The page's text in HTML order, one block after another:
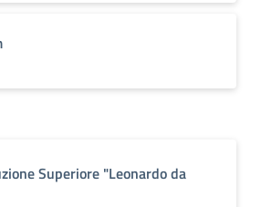
Superiore "Leonardo da